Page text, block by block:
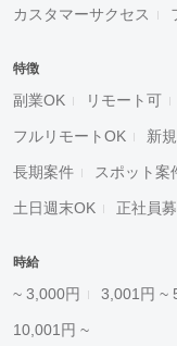
カスタマーサクセス
特徴
副業OK リモート可
フルリモートOK 新
長期案件 スポット案
土日週末OK 正社員
時給
~ 3,000円 3,001円 ~
10,001円 ~